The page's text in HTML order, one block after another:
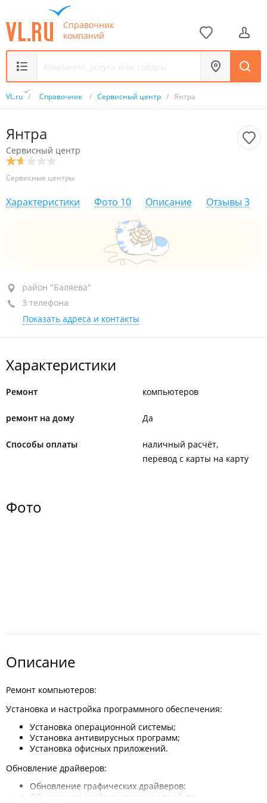
Справочник
компаний
VL.ru / Справочник / Сервисный центр / Янтра
Янтра
Сервисный центр
Сервисные центры
Характеристики Фото 10 Описание Отзывы 3
район "Баляева", ул. Луговая, 77А
3-й подъезд, 2-й этаж
+7 914 979-14-80
+7 964 231-62-38
08:00
район "Баляева"
3 телефона
Показать адреса и контакты
Характеристики
Ремонт компьютеров
ремонт на дому Да
Способы оплаты
наличный расчёт
перевод с карты на карту
Фото
Описание
Ремонт компьютеров:
Установка и настройка программного обеспечения:
Установка операционной системы;
Установка антивирусных программ;
Установка офисных приложений.
Обновление драйверов:
Обновление графических драйверов;
Обновление драйверов аудиоустройств;